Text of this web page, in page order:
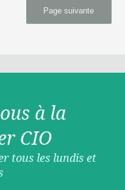
Page suivante
à la
CIO
tous les lundis et